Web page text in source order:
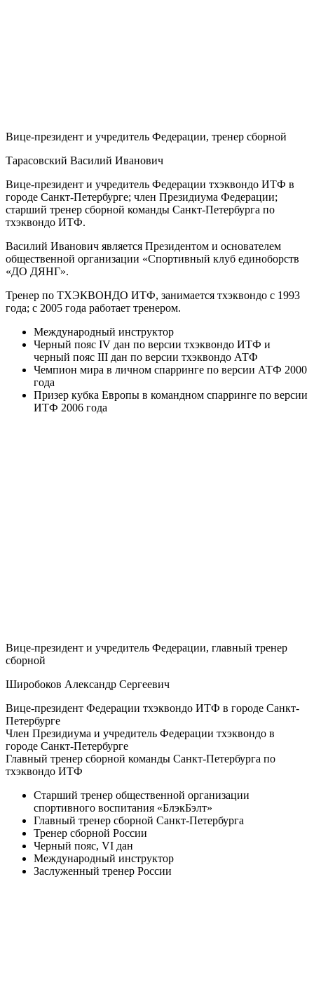
Вице-президент и учредитель Федерации, тренер сборной
Тарасовский Василий Иванович
Вице-президент и учредитель Федерации тхэквондо ИТФ в
городе Санкт-Петербурге; член Президиума Федерации;
старший тренер сборной команды Санкт-Петербурга по
тхэквондо ИТФ.
Василий Иванович является Президентом и основателем
общественной организации «Спортивный клуб единоборств
«ДО ДЯНГ».
Тренер по ТХЭКВОНДО ИТФ, занимается тхэквондо с 1993
года; с 2005 года работает тренером.
Международный инструктор
Черный пояс IV дан по версии тхэквондо ИТФ и
черный пояс III дан по версии тхэквондо АТФ
Чемпион мира в личном спарринге по версии АТФ 2000
года
Призер кубка Европы в командном спарринге по версии
ИТФ 2006 года
Вице-президент и учредитель Федерации, главный тренер
сборной
Широбоков Александр Сергеевич
Вице-президент Федерации тхэквондо ИТФ в городе Санкт-
Петербурге
Член Президиума и учредитель Федерации тхэквондо в
городе Санкт-Петербурге
Главный тренер сборной команды Санкт-Петербурга по
тхэквондо ИТФ
Старший тренер общественной организации
спортивного воспитания «БлэкБэлт»
Главный тренер сборной Санкт-Петербурга
Тренер сборной России
Черный пояс, VI дан
Международный инструктор
Заслуженный тренер России